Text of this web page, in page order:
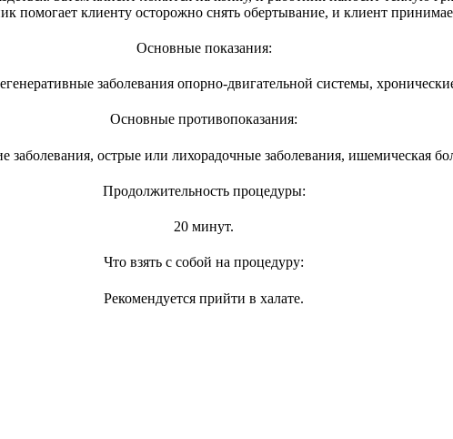
помогает клиенту осторожно снять обертывание, и клиент
Основные показания:
заболевания опорно-двигательной системы,
Основные противопоказания:
заболевания, острые или лихорадочные заболевания, ишемическая
Продолжительность процедуры:
20 минут.
Что взять с собой на процедуру:
Рекомендуется прийти в халате.